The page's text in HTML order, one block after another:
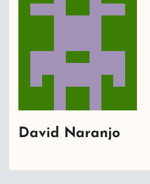
David Naranjo